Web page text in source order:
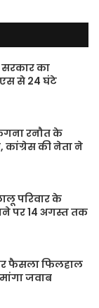
का
से 24 घंटे
रनौत के
की नेता ने
परिवार के
पर 14 अगस्त तक
फैसला फिलहाल
जवाब